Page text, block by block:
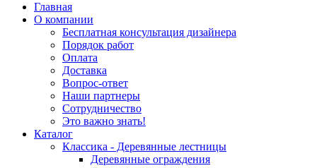
Главная
О компании
Бесплатная консультация дизайнера
Порядок работ
Оплата
Доставка
Вопрос-ответ
Наши партнеры
Сотрудничество
Это важно знать!
Каталог
Классика - Деревянные лестницы
Деревянные ограждения